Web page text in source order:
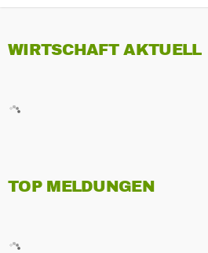
WIRTSCHAFT AKTUELL
TOP MELDUNGEN